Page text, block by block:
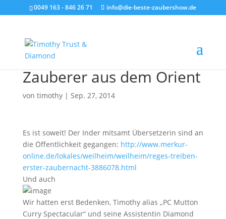
0049 163 - 846 26 71 info@die-beste-zaubershow.de
Zauberer aus dem Orient
von timothy| Sep. 27, 2014
Es ist soweit! Der Inder mitsamt Übersetzerin sind an
die Öffentlichkeit gegangen: http://www.merkur-
online.de/lokales/weilheim/weilheim/reges-treiben-
erster-zaubernacht-3886078.html
Und auch
Wir hatten erst Bedenken, Timothy alias „PC Mutton
Curry Spectacular“ und seine Assistentin Diamond